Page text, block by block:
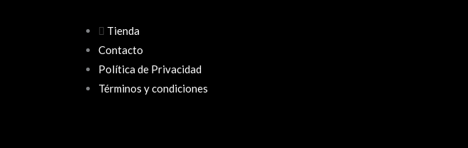
Tienda
Contacto
Política de Privacidad
Términos y condiciones